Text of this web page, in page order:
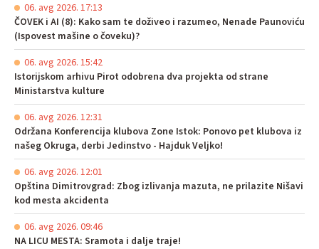
06. avg 2026. 17:13
ČOVEK i AI (8): Kako sam te doživeo i razumeo, Nenade Paunoviću
(Ispovest mašine o čoveku)?
06. avg 2026. 15:42
Istorijskom arhivu Pirot odobrena dva projekta od strane
Ministarstva kulture
06. avg 2026. 12:31
Održana Konferencija klubova Zone Istok: Ponovo pet klubova iz
našeg Okruga, derbi Jedinstvo - Hajduk Veljko!
06. avg 2026. 12:01
Opština Dimitrovgrad: Zbog izlivanja mazuta, ne prilazite Nišavi
kod mesta akcidenta
06. avg 2026. 09:46
NA LICU MESTA: Sramota i dalje traje!